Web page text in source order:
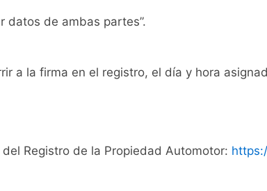
datos de ambas partes”.
a la firma en el registro, el día y hora
Registro de la Propiedad Automotor: